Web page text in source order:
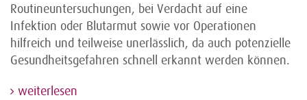
Routineuntersuchungen, bei Verdacht auf eine
Infektion oder Blutarmut sowie vor Operationen
hilfreich und teilweise unerlässlich, da auch potenzielle
Gesundheitsgefahren schnell erkannt werden können.
weiterlesen